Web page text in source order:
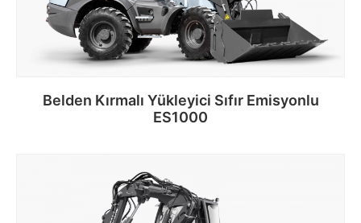
Belden Kırmalı Yükleyici Sıfır Emisyonlu
ES1000
Devamını oku